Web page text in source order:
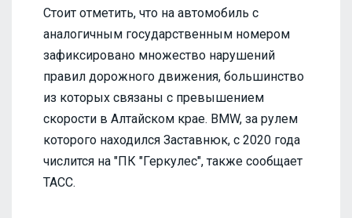
Стоит отметить, что на автомобиль с
аналогичным государственным номером
зафиксировано множество нарушений
правил дорожного движения, большинство
из которых связаны с превышением
скорости в Алтайском крае. BMW, за рулем
которого находился Заставнюк, с 2020 года
числится на "ПК "Геркулес", также сообщает
ТАСС.